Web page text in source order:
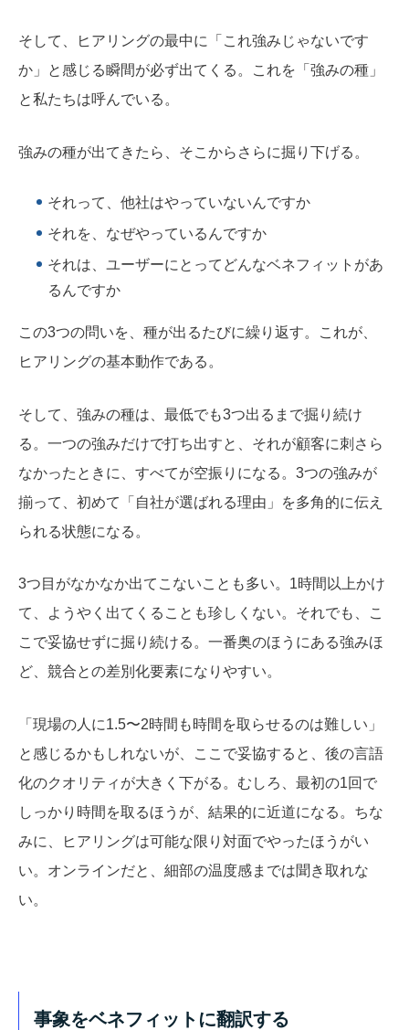
そして、ヒアリングの最中に「これ強みじゃないです
か」と感じる瞬間が必ず出てくる。これを「強みの種」
と私たちは呼んでいる。
強みの種が出てきたら、そこからさらに掘り下げる。
それって、他社はやっていないんですか
それを、なぜやっているんですか
それは、ユーザーにとってどんなベネフィットがあ
るんですか
この3つの問いを、種が出るたびに繰り返す。これが、
ヒアリングの基本動作である。
そして、強みの種は、最低でも3つ出るまで掘り続け
る。一つの強みだけで打ち出すと、それが顧客に刺さら
なかったときに、すべてが空振りになる。3つの強みが
揃って、初めて「自社が選ばれる理由」を多角的に伝え
られる状態になる。
3つ目がなかなか出てこないことも多い。1時間以上かけ
て、ようやく出てくることも珍しくない。それでも、こ
こで妥協せずに掘り続ける。一番奥のほうにある強みほ
ど、競合との差別化要素になりやすい。
「現場の人に1.5〜2時間も時間を取らせるのは難しい」
と感じるかもしれないが、ここで妥協すると、後の言語
化のクオリティが大きく下がる。むしろ、最初の1回で
しっかり時間を取るほうが、結果的に近道になる。ちな
みに、ヒアリングは可能な限り対面でやったほうがい
い。オンラインだと、細部の温度感までは聞き取れな
い。
事象をベネフィットに翻訳する